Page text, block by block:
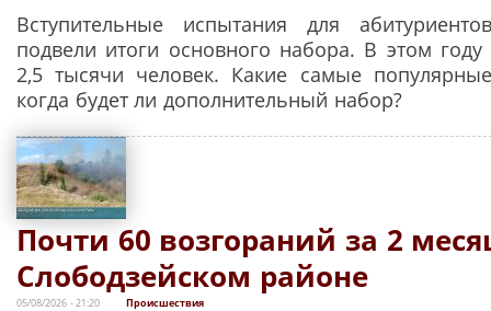
Вступительные испытания для
подвели итоги основного набора. В этом
2,5 тысячи человек. Какие самые
когда будет ли дополнительный набор?
Почти 60 возгораний за 2
Слободзейском районе
05/08/2026 - 21:20 Происшествия